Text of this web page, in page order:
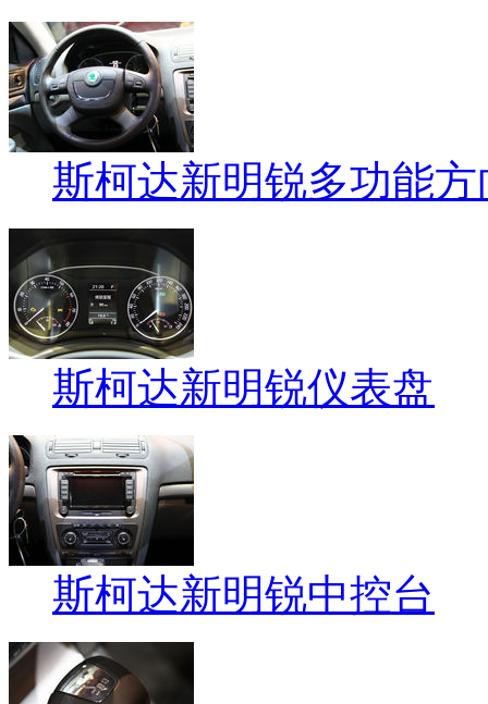
斯柯达新明锐多功能方
斯柯达新明锐仪表盘
斯柯达新明锐中控台